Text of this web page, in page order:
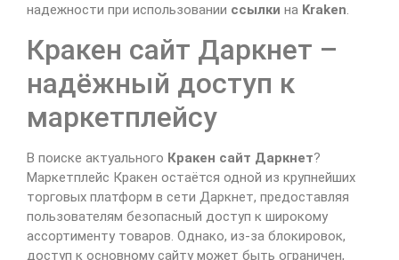
надежности при использовании ссылки на Kraken.
Кракен сайт Даркнет –
надёжный доступ к
маркетплейсу
В поиске актуального Кракен сайт Даркнет?
Маркетплейс Кракен остаётся одной из крупнейших
торговых платформ в сети Даркнет, предоставляя
пользователям безопасный доступ к широкому
ассортименту товаров. Однако, из-за блокировок,
доступ к основному сайту может быть ограничен,